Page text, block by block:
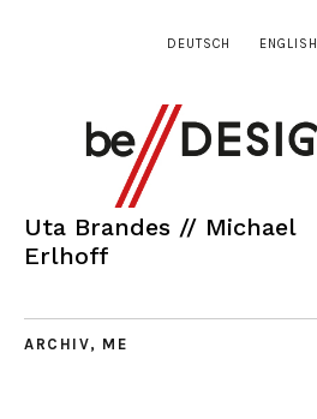
DEUTSCH ENGLISH
Uta Brandes // Michael
Erlhoff
ARCHIV, ME